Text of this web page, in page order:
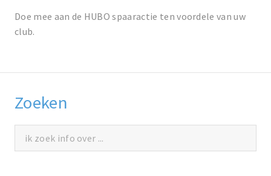
Doe mee aan de HUBO spaaractie ten voordele van uw
club.
Zoeken